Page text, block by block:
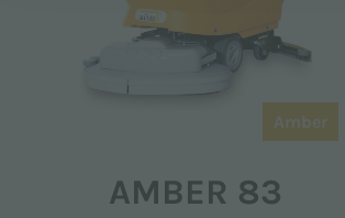
Amber
AMBER 83